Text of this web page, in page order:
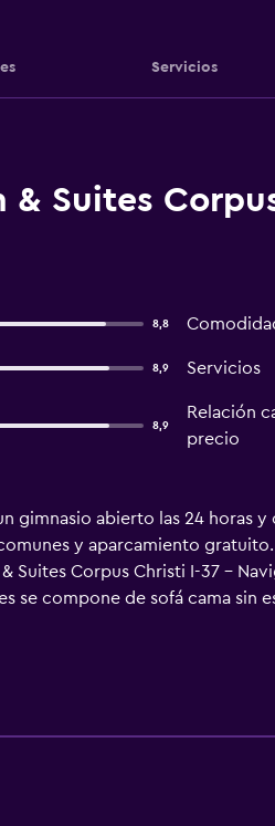
Servicios
& Suites
8,8
8,9 Servicios
8,9
Relación
precio
gimnasio abierto las 24 horas
y aparcamiento
Suites Corpus Christi I-37 -
se compone de sofá cama sin
y microondas. Este
incluyen escritorio y